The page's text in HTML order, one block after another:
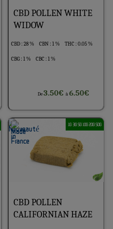
CBD POLLEN WHITE
WIDOW
CBD : 28 % CBN : 1 % THC : 0.05 %
CBG : 1 % CBC : 1 %
De3.50€ à6.50€
1G 3G 5G 10G 20G 50G
CBD POLLEN
CALIFORNIAN HAZE